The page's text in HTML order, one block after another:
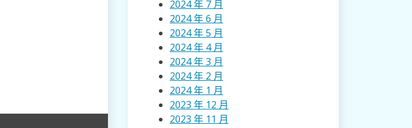
2024 年 7 月
2024 年 6 月
2024 年 5 月
2024 年 4 月
2024 年 3 月
2024 年 2 月
2024 年 1 月
2023 年 12 月
2023 年 11 月